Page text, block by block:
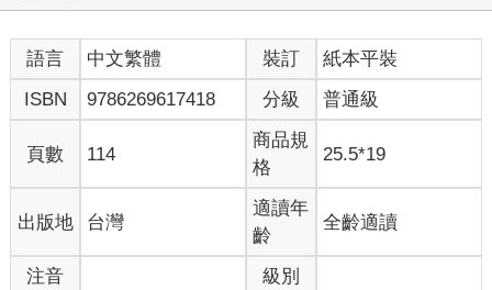
語言 中文繁體 裝訂
紙本平裝
ISBN
9786269617418 分級 普通級
頁數 114
商品規
格
25.5*19
出版地 台灣
適讀年
齡
全齡適讀
注音 級別